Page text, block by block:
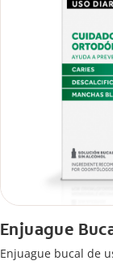
Enjuague
Enjuague bucal de